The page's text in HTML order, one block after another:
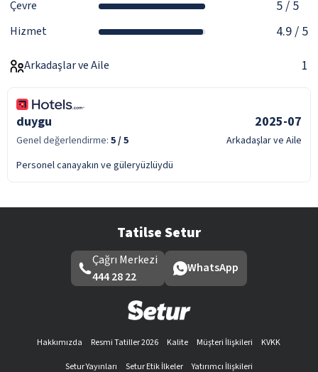
Çevre 5/ 5
Hizmet 4.9/ 5
Arkadaşlar ve Aile 1
duygu 2025-07
Genel değerlendirme: 5/ 5
Arkadaşlar ve Aile
Personel canayakın ve güleryüzlüydü
Tatilse Setur
Çağrı Merkezi
444 28 22
WhatsApp
Hakkımızda Resmi Tatiller 2026 Kalite Müşteri İlişkileri
KVKK
Setur Yayınları
Setur Etik İlkeler
Yatırımcı İlişkileri